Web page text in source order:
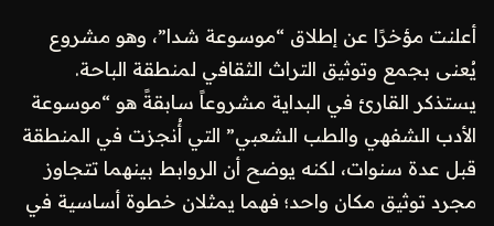
أعلنت مؤخرًا عن إطلاق “موسوعة شدا”، وهو مشروع
يُعنى بجمع وتوثيق التراث الثقافي لمنطقة الباحة.
يستذكر القارئ في البداية مشروعاً سابقةً هو “موسوعة
الأدب الشفهي والطب الشعبي” التي أُنجزت في المنطقة
قبل عدة سنوات، لكنه يوضح أن الروابط بينهما تتجاوز
مجرد توثيق مكان واحد؛ فهما يمثلان خطوة أساسية في